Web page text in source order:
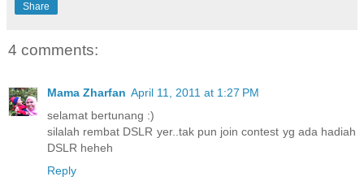
Share
4 comments:
Mama Zharfan April 11, 2011 at 1:27 PM
selamat bertunang :)
silalah rembat DSLR yer..tak pun join contest yg ada hadiah
DSLR heheh
Reply